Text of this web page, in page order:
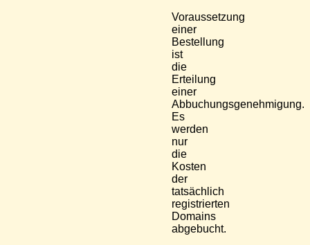
Voraussetzung
einer
Bestellung
ist
die
Erteilung
einer
Abbuchungsgenehmigung.
Es
werden
nur
die
Kosten
der
tatsächlich
registrierten
Domains
abgebucht.